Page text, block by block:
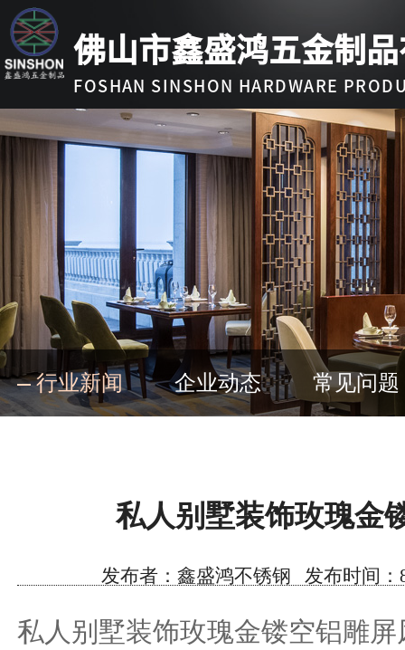
佛山市鑫盛鸿五金制
FOSHAN SINSHON HARDWARE
行业新闻 企业动态 常见问题
私人别墅装饰玫瑰金
发布者：鑫盛鸿不锈钢 发布时间：
私人别墅装饰玫瑰金镂空铝雕屏